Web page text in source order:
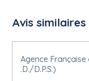
Avis similaires
Agence
.D./D.P.S.)